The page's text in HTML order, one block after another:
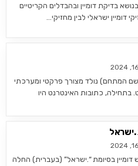
בדיקת דומיין ובהבדלים הקריטיים
דומיין ישראלי לבין מחזיקי…
(שם המתחם) נולד מצורך פרקטי ומערכתי
בתחילה, כתובות האינטרנט היו
.ישראל
בסיומת “.ישראל” (בעברית) החלה